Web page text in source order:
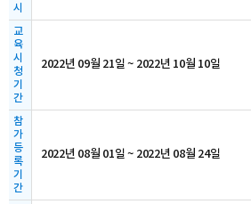
시
교
육
시
청
기
간
2022년 09월 21일 ~ 2022년 10월 10일
참
가
등
록
기
간
2022년 08월 01일 ~ 2022년 08월 24일